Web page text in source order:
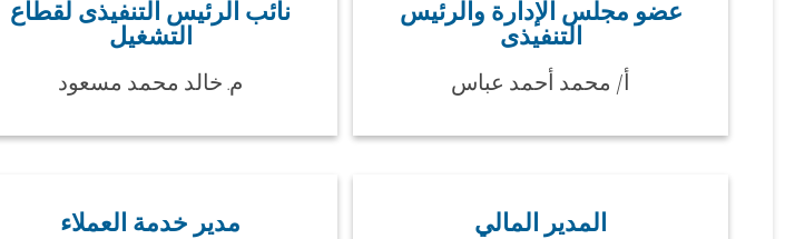
عضو مجلس الإدارة والرئيس
التنفيذى
أ/ محمد أحمد عباس
نائب الرئيس التنفيذى لقطاع
التشغيل
م. خالد محمد مسعود
المدير المالي مدير خدمة العملاء